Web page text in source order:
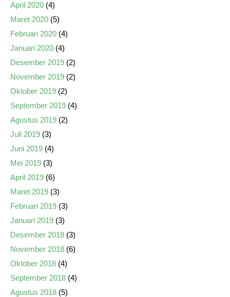
April 2020 (4)
Maret 2020 (5)
Februari 2020 (4)
Januari 2020 (4)
Desember 2019 (2)
November 2019 (2)
Oktober 2019 (2)
September 2019 (4)
Agustus 2019 (2)
Juli 2019 (3)
Juni 2019 (4)
Mei 2019 (3)
April 2019 (6)
Maret 2019 (3)
Februari 2019 (3)
Januari 2019 (3)
Desember 2018 (3)
November 2018 (6)
Oktober 2018 (4)
September 2018 (4)
Agustus 2018 (5)